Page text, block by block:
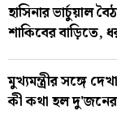
হাসিনার ভার্চুয়াল
শাকিবের
মুখ্যমন্ত্রীর সঙ্গে
কী কথা হল